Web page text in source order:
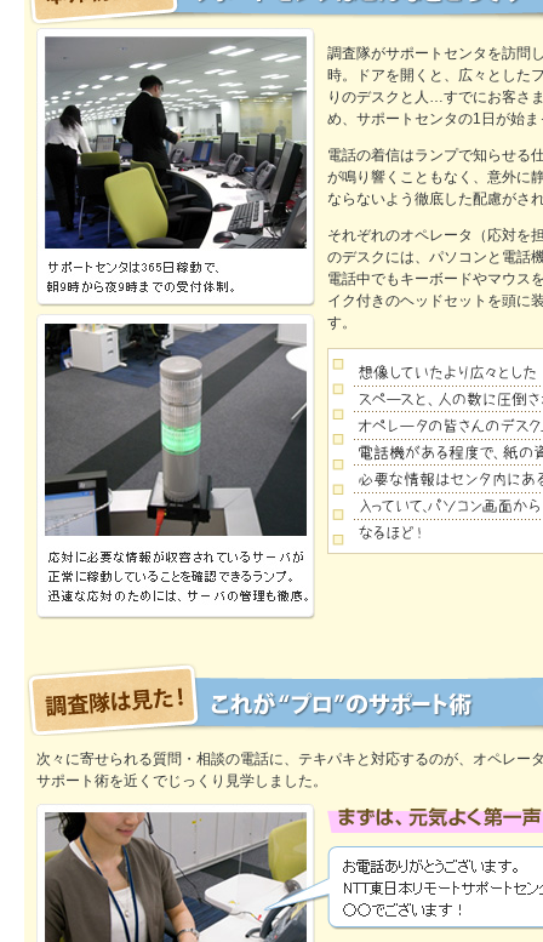
調査隊がサポートセンタを訪問
時。ドアを開くと、広々とした
りのデスクと人…すでにお客さ
め、サポートセンタの1日が始
電話の着信はランプで知らせる
が鳴り響くこともなく、意外に
ならないよう徹底した配慮がさ
それぞれのオペレータ（応対を
のデスクには、パソコンと電話
電話中でもキーボードやマウス
イク付きのヘッドセットを頭に
す。
次々に寄せられる質問・相談の電話に、テキパキと対応するのが、オペレー
サポート術を近くでじっくり見学しました。